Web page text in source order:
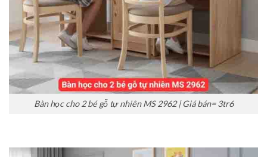
Bàn học cho 2 bé gỗ tự nhiên MS 2962 | Giá bán= 3tr6